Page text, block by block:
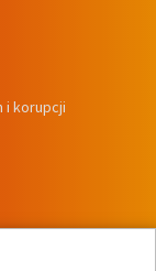
i korupcji